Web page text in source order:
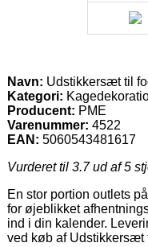
Navn: Udstikkersæt til
Kategori:
Producent: PME
Varenummer: 4522
EAN: 5060543481617
Vurderet til 3.7ud af 5
En stor portion outlets
for øjeblikket
ind i din kalender.
ved køb af Udstikkersæt